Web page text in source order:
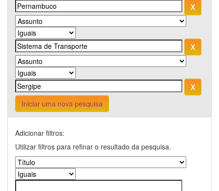
Iniciar uma nova pesquisa
Adicionar filtros:
Utilizar filtros para refinar o resultado da pesquisa.